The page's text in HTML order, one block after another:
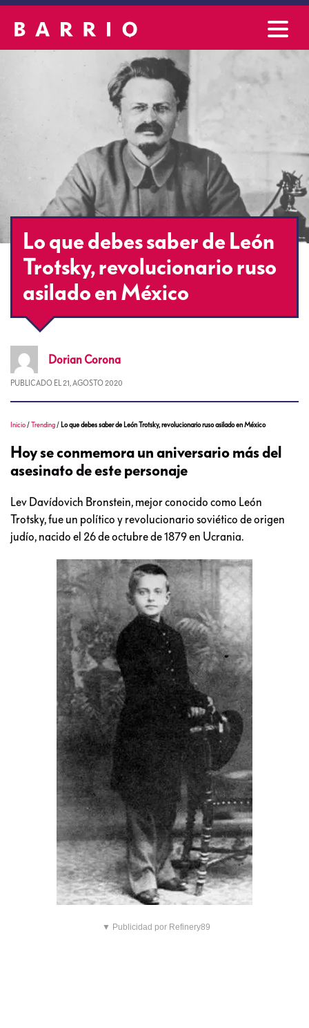
Lo que debes saber de León
Trotsky, revolucionario ruso
asilado en México
Dorian Corona
PUBLICADO EL 21, AGOSTO 2020
Inicio /Trending / Lo que debes saber de León Trotsky, revolucionario ruso asilado en México
Hoy se conmemora un aniversario más del
asesinato de este personaje
Lev Davídovich Bronstein, mejor conocido como León
Trotsky, fue un político y revolucionario soviético de origen
judío, nacido el 26 de octubre de 1879 en Ucrania.
▼ Publicidad por Refinery89